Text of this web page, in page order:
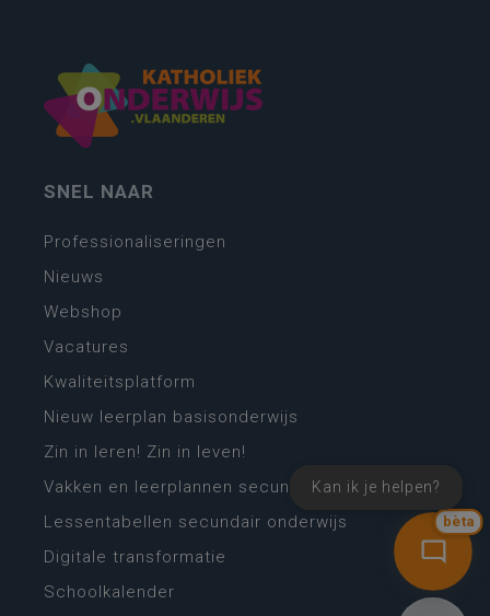
bèta
Kan ik je helpen?
SNEL NAAR
Professionaliseringen
Nieuws
Webshop
Vacatures
Kwaliteitsplatform
Nieuw leerplan basisonderwijs
Zin in leren! Zin in leven!
Vakken en leerplannen secundair onderwijs
Lessentabellen secundair onderwijs
Digitale transformatie
Schoolkalender